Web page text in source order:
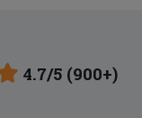
4.7/5 (900+)